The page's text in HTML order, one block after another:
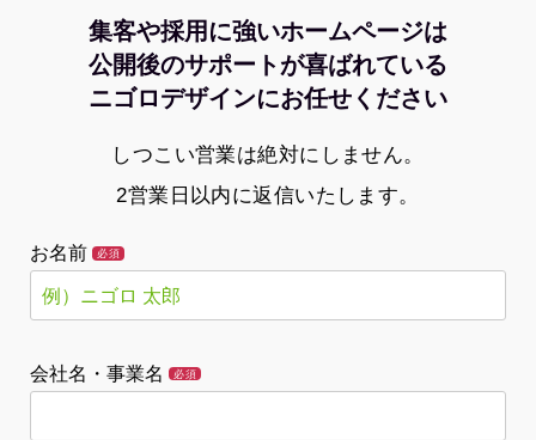
集客や採用に強いホームページは
公開後のサポートが喜ばれている
ニゴロデザインにお任せください
しつこい営業は絶対にしません。
2営業日以内に返信いたします。
お名前 必須
会社名・事業名 必須